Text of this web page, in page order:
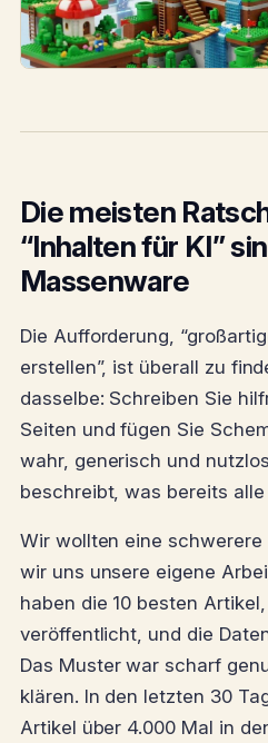
Die meisten
“Inhalten für KI”
Massenware
Die Aufforderung,
erstellen”, ist überall zu
dasselbe: Schreiben Sie
Seiten und fügen Sie
wahr, generisch und
beschreibt, was bereits alle
Wir wollten eine
wir uns unsere eigene
haben die 10 besten Artikel,
veröffentlicht, und die
Das Muster war scharf
klären. In den letzten 30
Artikel über 4.000 Mal in